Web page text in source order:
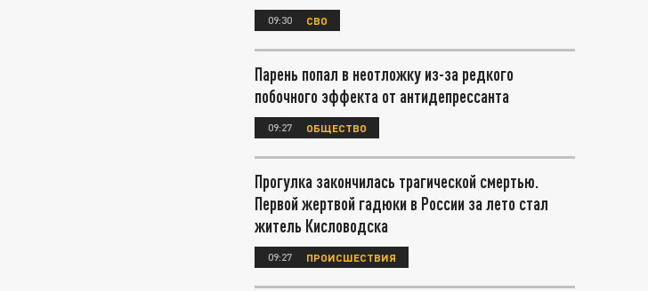
09:30 СВО
Парень попал в неотложку из-за редкого
побочного эффекта от антидепрессанта
09:27 ОБЩЕСТВО
Прогулка закончилась трагической смертью.
Первой жертвой гадюки в России за лето стал
житель Кисловодска
09:27 ПРОИСШЕСТВИЯ